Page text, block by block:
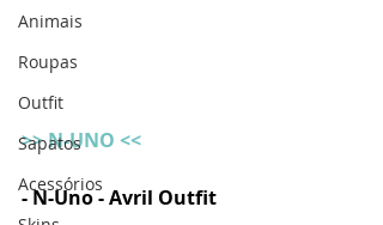
Animais
Roupas
Outfit
Sapatos
Acessórios
>> N-UNO <<
- N-Uno - Avril Outfit